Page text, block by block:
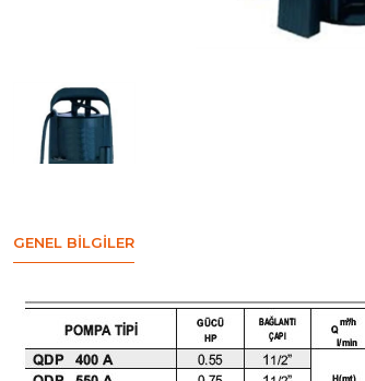
GENEL BILGILER